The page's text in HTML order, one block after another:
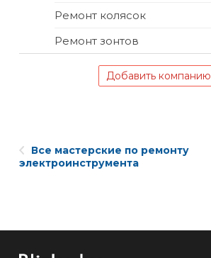
Ремонт колясок
Ремонт зонтов
Добавить компанию
Все мастерские по ремонту
электроинструмента